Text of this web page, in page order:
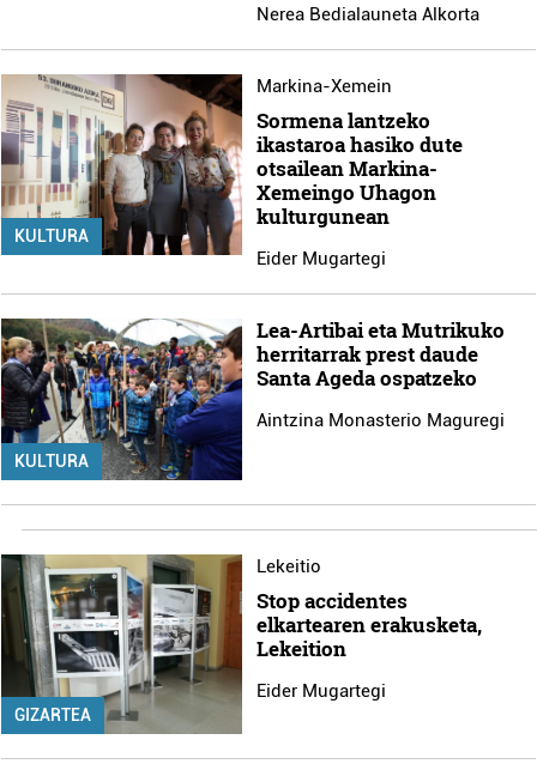
fitxategiak erabiltzen ditu. Zure esperientzia eta
zerbitzuak hobetzeko asmoz, cookie teknologiaz
baliatzen gara. Ohar hau onartuz gero, teknologia hori
erabiltzeko baimen esplizitua ematen diguzu.
irakurri
Nerea Bedialauneta Alkorta
KULTURA
Markina-Xemein
Sormena lantzeko
ikastaroa hasiko dute
otsailean Markina-
Xemeingo Uhagon
kulturgunean
Eider Mugartegi
KULTURA
Lea-Artibai eta Mutrikuko
herritarrak prest daude
Santa Ageda ospatzeko
Aintzina Monasterio Maguregi
GIZARTEA
Lekeitio
Stop accidentes
elkartearen erakusketa,
Lekeition
Eider Mugartegi